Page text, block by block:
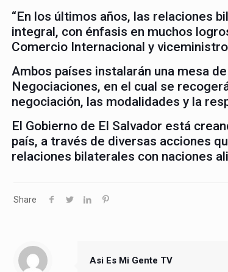
“En los últimos años, las relaciones
integral, con énfasis en muchos
Comercio Internacional y
Ambos países instalarán una mesa
Negociaciones, en el cual se
negociación, las modalidades y la
El Gobierno de El Salvador está
país, a través de diversas acciones
relaciones bilaterales con naciones
Share
Asi Es Mi Gente TV